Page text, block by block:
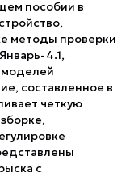
пособии в
методы проверки
4.1,
моделей
составленное в
четкую
с